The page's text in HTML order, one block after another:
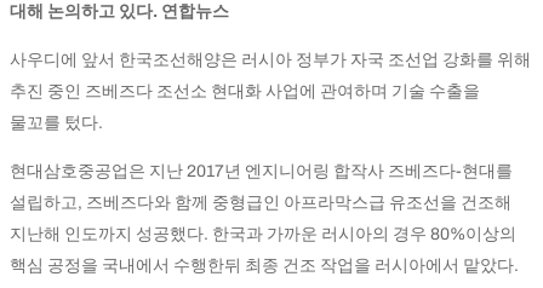
대해 논의하고 있다. 연합뉴스
사우디에 앞서 한국조선해양은 러시아 정부가 자국 조선업 강화를 위해
추진 중인 즈베즈다 조선소 현대화 사업에 관여하며 기술 수출을
물꼬를 텄다.
현대삼호중공업은 지난 2017년 엔지니어링 합작사 즈베즈다-현대를
설립하고, 즈베즈다와 함께 중형급인 아프라막스급 유조선을 건조해
지난해 인도까지 성공했다. 한국과 가까운 러시아의 경우 80%이상의
핵심 공정을 국내에서 수행한뒤 최종 건조 작업을 러시아에서 맡았다.